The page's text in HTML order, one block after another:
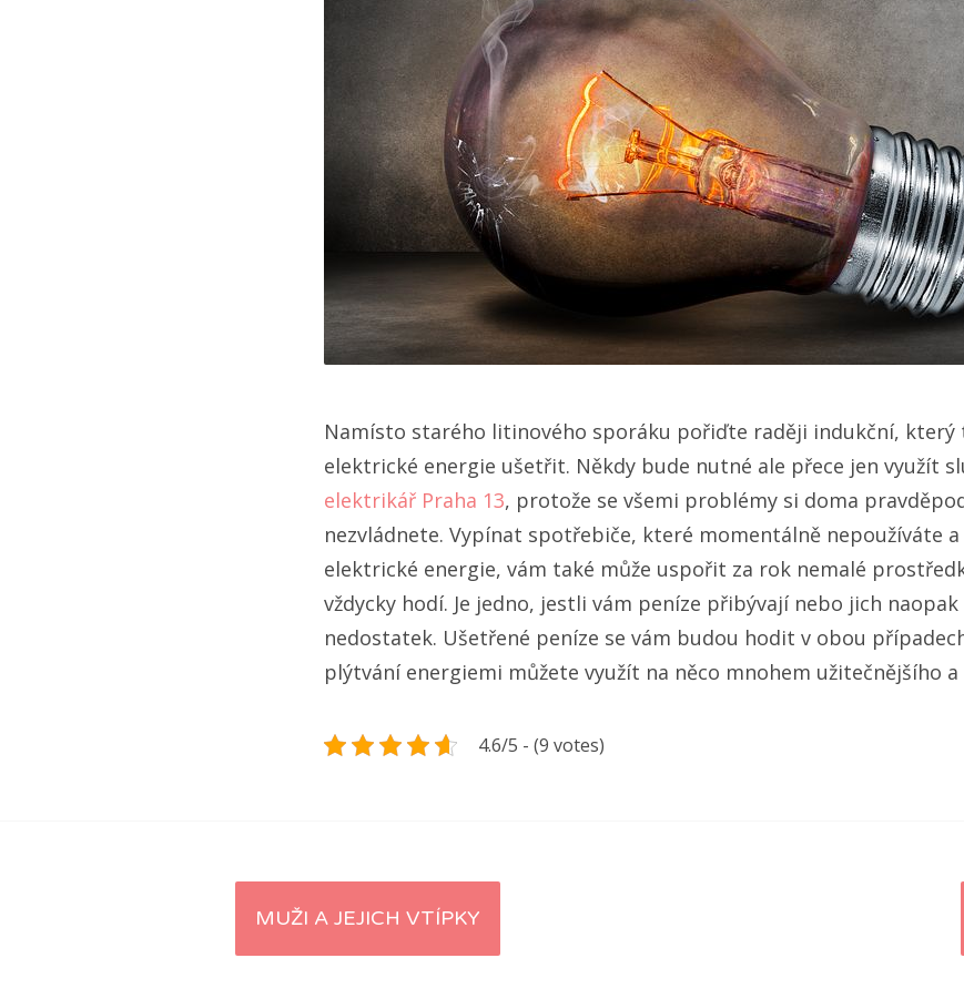
Namísto starého litinového sporáku pořiďte raději indukční, který
elektrické energie ušetřit. Někdy bude nutné ale přece jen využít
elektrikář Praha 13, protože se všemi problémy si doma
nezvládnete. Vypínat spotřebiče, které momentálně nepoužíváte
elektrické energie, vám také může uspořit za rok nemalé
vždycky hodí. Je jedno, jestli vám peníze přibývají nebo jich
nedostatek. Ušetřené peníze se vám budou hodit v obou
plýtvání energiemi můžete využít na něco mnohem užitečnějšího a
4.6/5 - (9 votes)
Navigace
MUŽI A JEJICH VTÍPKY